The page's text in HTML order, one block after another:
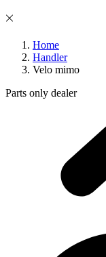
Home
Handler
Velo mimo
Parts only dealer